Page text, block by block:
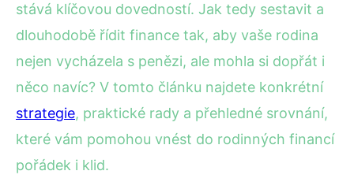
stává klíčovou dovedností. Jak tedy sestavit a
dlouhodobě řídit finance tak, aby vaše rodina
nejen vycházela s penězi, ale mohla si dopřát i
něco navíc? V tomto článku najdete konkrétní
strategie, praktické rady a přehledné srovnání,
které vám pomohou vnést do rodinných financí
pořádek i klid.